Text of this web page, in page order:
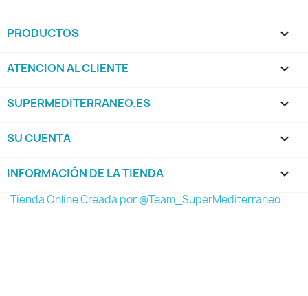
PRODUCTOS 
ATENCION AL CLIENTE 
SUPERMEDITERRANEO.ES 
SU CUENTA 
INFORMACIÓN DE LA TIENDA keyboard_arrow_down
Tienda Online Creada por @Team_SuperMediterraneo